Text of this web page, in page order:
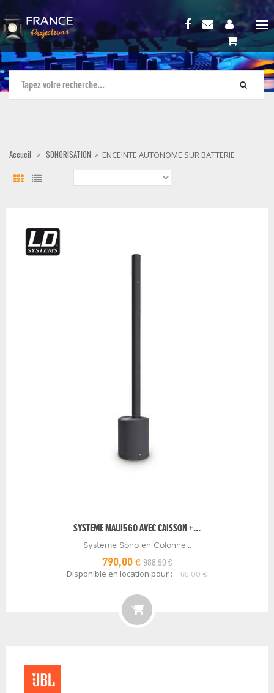
Accueil > SONORISATION > ENCEINTE AUTONOME SUR BATTERIE
SYSTEME MAUI5GO AVEC CAISSON +...
Système Sono en Colonne...
790,00 €988,90 €
Disponible en location pour : 65,00 €